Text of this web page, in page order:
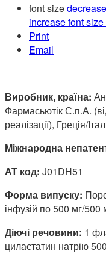
font size
increase font size
Print
Email
Виробник, країна:
Фармасьютік С.п.А.
реалізації), Греція/
Міжнародна
АТ код: J01DH51
Форма випуску:
інфузій по 500 мг/
Діючі речовини: 1
циластатин натрію